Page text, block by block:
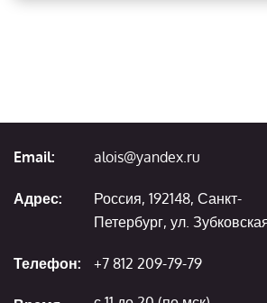
Email: alois@yandex.ru
Адрес:
Россия, 192148, Санкт-
Петербург, ул.
Телефон: +7 812 209-79-79